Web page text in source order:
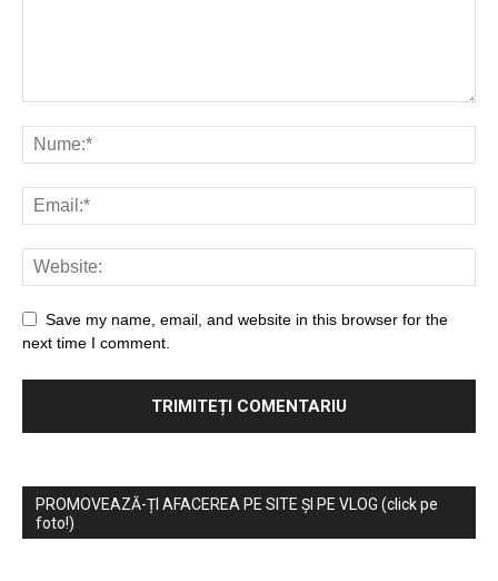
Save my name, email, and website in this browser for the
next time I comment.
PROMOVEAZĂ-ȚI AFACEREA PE SITE ȘI PE VLOG (click pe
foto!)